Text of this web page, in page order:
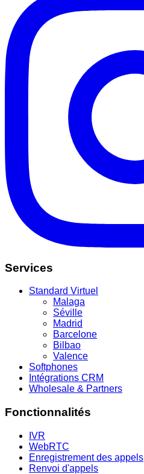
Services
Standard Virtuel
Malaga
Séville
Madrid
Barcelone
Bilbao
Valence
Softphones
Intégrations CRM
Wholesale & Partners
Fonctionnalités
IVR
WebRTC
Enregistrement des appels
Renvoi d'appels